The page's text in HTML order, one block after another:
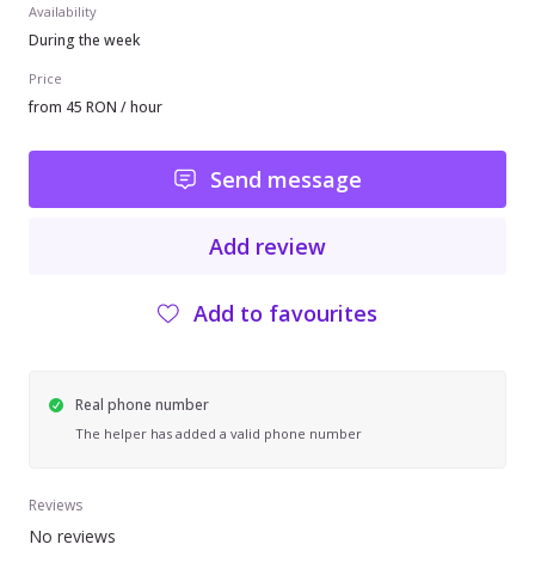
Availability
During the week
Price
from 45 RON / hour
Send message
Add review
Add to favourites
Real phone number
The helper has added a valid phone number
Reviews
No reviews